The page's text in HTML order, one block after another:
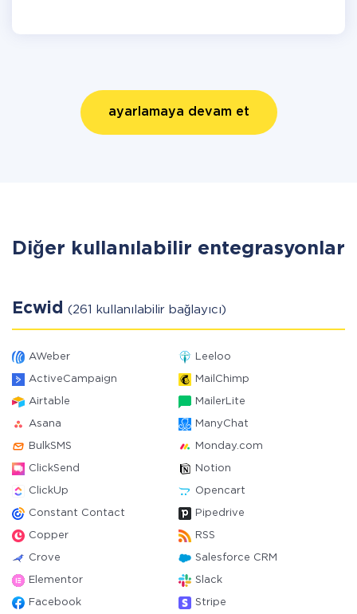
ayarlamaya devam et
Diğer kullanılabilir entegrasyonlar
Ecwid (261 kullanılabilir bağlayıcı)
AWeber Leeloo
ActiveCampaign MailChimp
Airtable MailerLite
Asana ManyChat
BulkSMS Monday.com
ClickSend Notion
ClickUp Opencart
Constant Contact Pipedrive
Copper RSS
Crove Salesforce CRM
Elementor Slack
Facebook Stripe